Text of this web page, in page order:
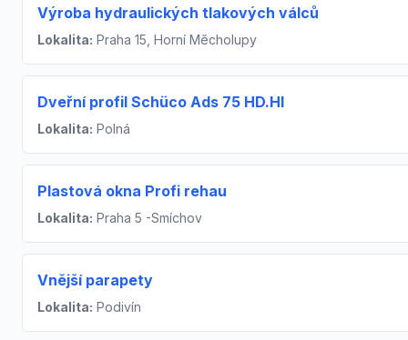
Výroba hydraulických tlakových válců
Lokalita: Praha 15, Horní Měcholupy
Dveřní profil Schüco Ads 75 HD.HI
Lokalita: Polná
Plastová okna Profi rehau
Lokalita: Praha 5 -Smíchov
Vnější parapety
Lokalita: Podivín